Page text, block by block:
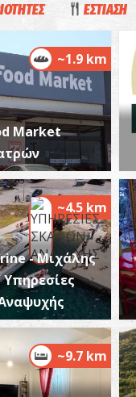
ΕΣΤΙΑΣΗ
~1.9 km
Market
~4.5 km
- Μιχάλης
~9.7 km